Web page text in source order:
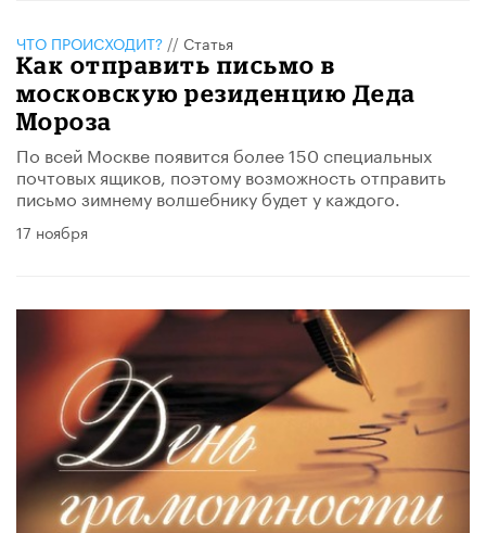
ЧТО ПРОИСХОДИТ? // Статья
Как отправить письмо в
московскую резиденцию Деда
Мороза
По всей Москве появится более 150 специальных
почтовых ящиков, поэтому возможность отправить
письмо зимнему волшебнику будет у каждого.
17 ноября